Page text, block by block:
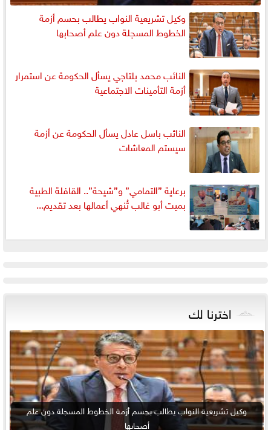
وكيل تشريعية النواب يطالب بحسم أزمة
الخطوط المسجلة دون علم أصحابها
النائب محمد بلتاجي يسأل الحكومة عن استمرار
أزمة التأمينات الاجتماعية
النائب باسل عادل يسأل الحكومة عن أزمة
سيستم المعاشات
برعاية ”التمامي” و”شيحة”.. القافلة الطبية
بميت أبو غالب تُنهي أعمالها بعد تقديم...
اخترنا لك
وكيل تشريعية النواب يطالب بحسم أزمة الخطوط المسجلة دون علم
أصحابها